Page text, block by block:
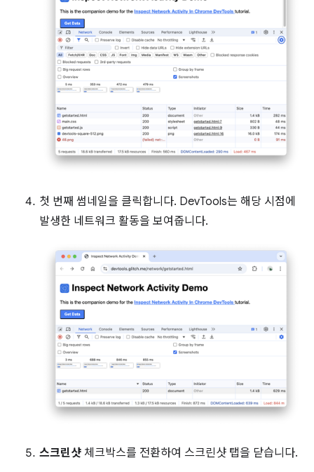
첫 번째 썸네일을 클릭합니다. DevTools는 해당 시점에
발생한 네트워크 활동을 보여줍니다.
스크린샷 체크박스를 전환하여 스크린샷 탭을 닫습니다.